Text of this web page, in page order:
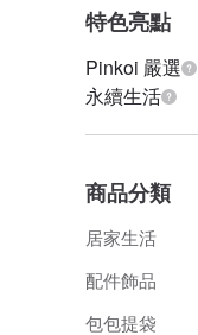
特色亮點
Pinkoi 嚴選
永續生活
商品分類
居家生活
配件飾品
包包提袋